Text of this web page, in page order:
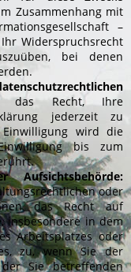
Zusammenhang mit
–
Widerspruchsrecht
bei denen
das Recht, Ihre
jederzeit zu
wird die
bis zum
oder
das Recht auf
insbesondere in dem
Arbeitsplatzes oder
zu, wenn Sie der
Sie betreffenden